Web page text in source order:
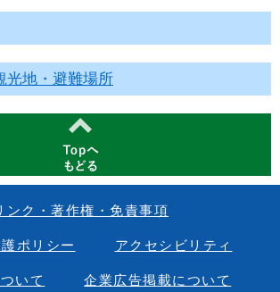
光地・避難場所
ンク・著作権・免責事項
ポリシー アクセシビリティ
いて 企業広告掲載について